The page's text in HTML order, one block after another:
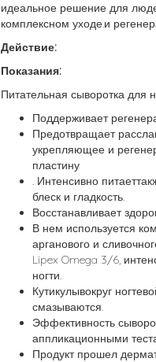
идеальное решение для
комплексном уходе.и
Действие:
Показания:
Питательная сыворотка для
Поддерживает
Предотвращает
укрепляющее и
пластину
. Интенсивно
блеск и гладкость.
Восстанавливает
В нем используется
арганового и
Lipex Omega 3/6,
ногти.
Кутикулывокруг
смазываются.
Эффективность
аппликационными
Продукт прошел